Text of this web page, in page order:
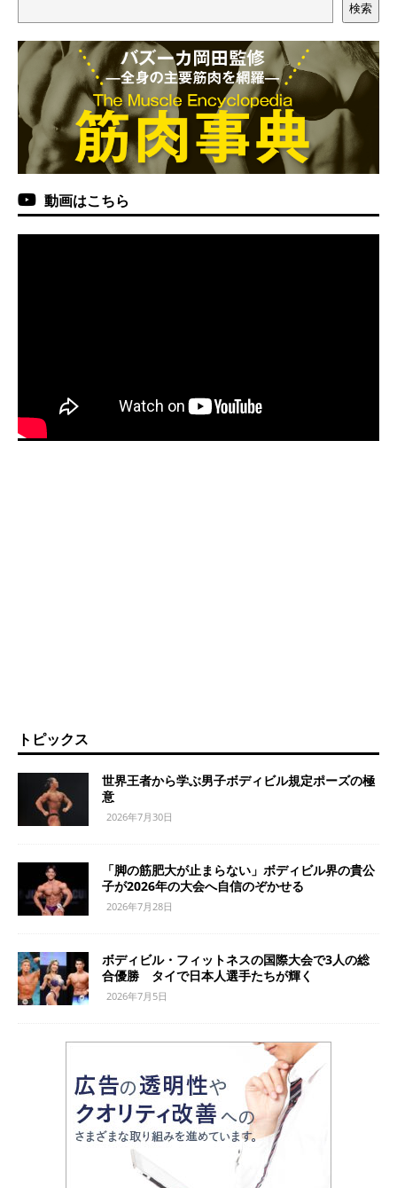
検索
動画はこちら
トピックス
世界王者から学ぶ男子ボディビル規定ポーズの極
意
2026年7月30日
「脚の筋肥大が止まらない」ボディビル界の貴公
子が2026年の大会へ自信のぞかせる
2026年7月28日
ボディビル・フィットネスの国際大会で3人の総
合優勝 タイで日本人選手たちが輝く
2026年7月5日